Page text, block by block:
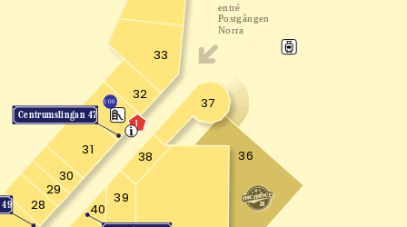
28
29
30
31
32
33
37
36
38
40
39
entré
Postgången
Norra
Centrumslingan 47
49
J
1002